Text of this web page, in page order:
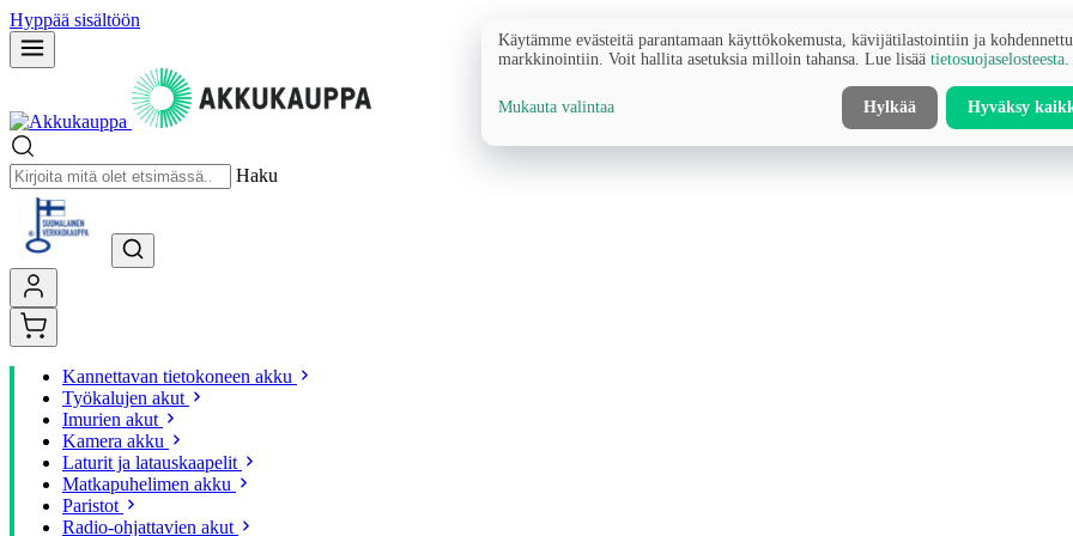
Hyppää sisältöön
Haku
Kannettavan tietokoneen akku
Työkalujen akut
Imurien akut
Kamera akku
Laturit ja latauskaapelit
Matkapuhelimen akku
Paristot
Radio-ohjattavien akut
Käytämme evästeitä parantamaan käyttökokemusta, kävijätilastointiin ja
markkinointiin. Voit hallita asetuksia milloin tahansa. Lue lisää tietosuojaselosteesta
Mukauta valintaa Hylkää Hyväksy